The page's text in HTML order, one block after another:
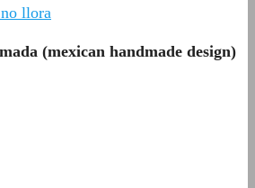
llora
(mexican handmade design)